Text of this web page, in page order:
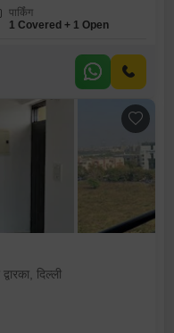
पार्किंग
1 Covered + 1 Open
दिल्ली